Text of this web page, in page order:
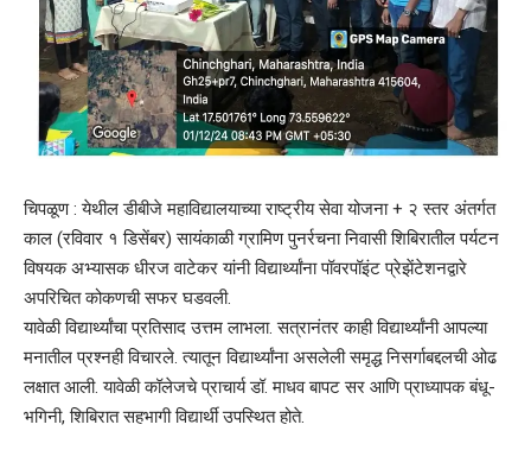
चिपळूण : येथील डीबीजे महाविद्यालयाच्या राष्ट्रीय सेवा योजना + २ स्तर अंतर्गत
काल (रविवार १ डिसेंबर) सायंकाळी ग्रामिण पुनर्रचना निवासी शिबिरातील पर्यटन
विषयक अभ्यासक धीरज वाटेकर यांनी विद्यार्थ्यांना पॉवरपॉइंट प्रेझेंटेशनद्वारे
अपरिचित कोकणची सफर घडवली.
यावेळी विद्यार्थ्यांचा प्रतिसाद उत्तम लाभला. सत्रानंतर काही विद्यार्थ्यांनी आपल्या
मनातील प्रश्नही विचारले. त्यातून विद्यार्थ्यांना असलेली समृद्ध निसर्गाबद्दलची ओढ
लक्षात आली. यावेळी कॉलेजचे प्राचार्य डॉ. माधव बापट सर आणि प्राध्यापक बंधू-
भगिनी, शिबिरात सहभागी विद्यार्थी उपस्थित होते.